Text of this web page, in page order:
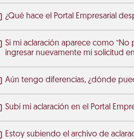
¿Qué hace el Portal Empresarial
Si mi aclaración aparece como
ingresar nuevamente mi solicitud
Aún tengo diferencias, ¿dónde
Subí mi aclaración en el Portal
Estoy subiendo el archivo de